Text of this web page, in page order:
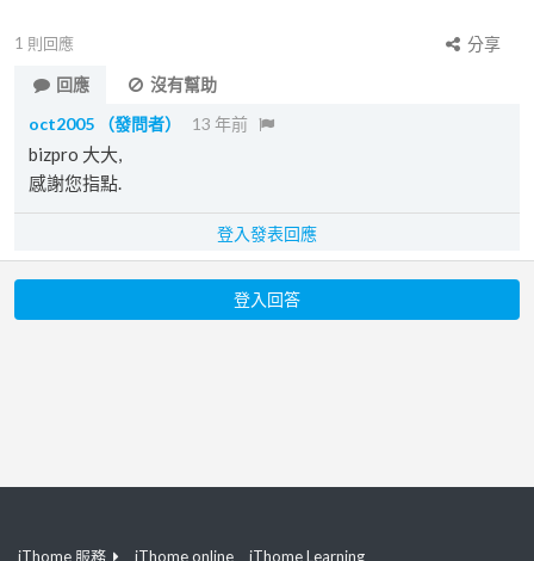
1 則回應
分享
回應
沒有幫助
oct2005
（發問者） 13 年前
bizpro 大大,
感謝您指點.
登入發表回應
登入回答
iThome 服務 iThome online iThome Learning